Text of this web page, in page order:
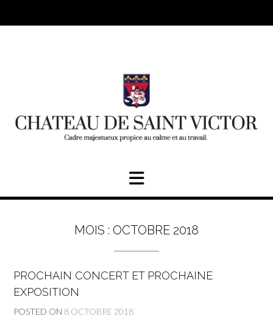
MOIS : OCTOBRE 2018
PROCHAIN CONCERT ET PROCHAINE
EXPOSITION
POSTED ON 8 OCTOBRE 2018